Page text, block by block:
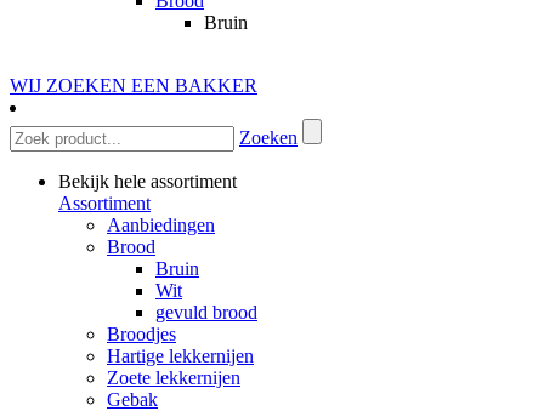
Bruin
WIJ ZOEKEN EEN BAKKER
Zoeken
Bekijk hele assortiment
Assortiment
Aanbiedingen
Brood
Bruin
Wit
gevuld brood
Broodjes
Hartige lekkernijen
Zoete lekkernijen
Gebak